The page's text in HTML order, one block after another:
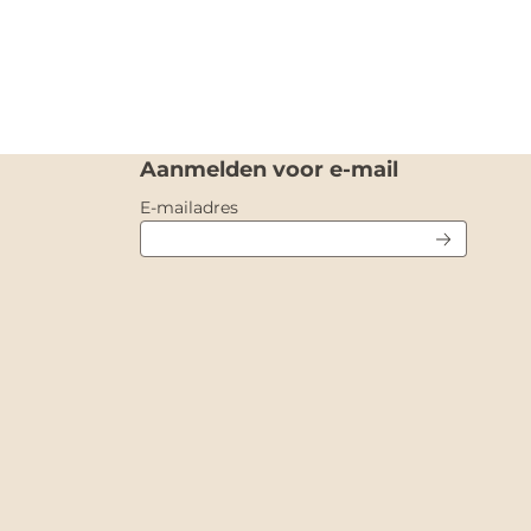
Aanmelden voor e-mail
E-mailadresVul je e-mailadres in voor de